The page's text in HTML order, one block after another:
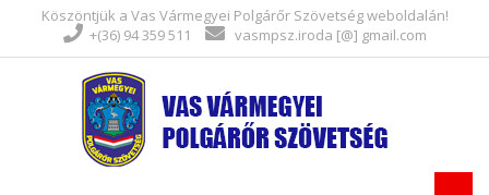
Köszöntjük a Vas Vármegyei Polgárőr Szövetség weboldalán!
+(36) 94 359 511
vasmpsz.iroda [@] gmail.com